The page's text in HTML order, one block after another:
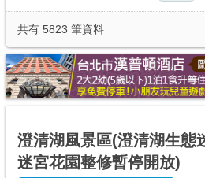
共有 5823 筆資料
澄清湖風景區(澄清湖生態
迷宮花園整修暫停開放)